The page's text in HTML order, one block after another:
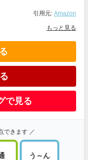
引用元: Amazon
もっと見る
で見る
できます ／
う～ん